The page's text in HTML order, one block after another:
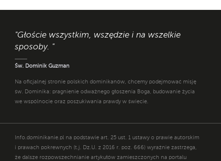
"Głoście wszystkim, wszędzie i na wszelkie
sposoby. "
Św. Dominik Guzman
Na oficjalnej stronie polskich dominikanów, chcemy podejmować misję
św. Dominika: pragnienie odważnego głoszenia Boga, budowanie życia
we wspólnocie oraz poszukiwania prawdy w świecie.
Info.dominikanie.pl na podstawie art. 25 ust. 1 ustawy o prawie autorskim
i prawach pokrewnych (t.j. Dz.U. z 2016 r. poz. 666) wyraźnie zastrzega,
że dalsze rozpowszechnianie artykułów zamieszczonych na portalu